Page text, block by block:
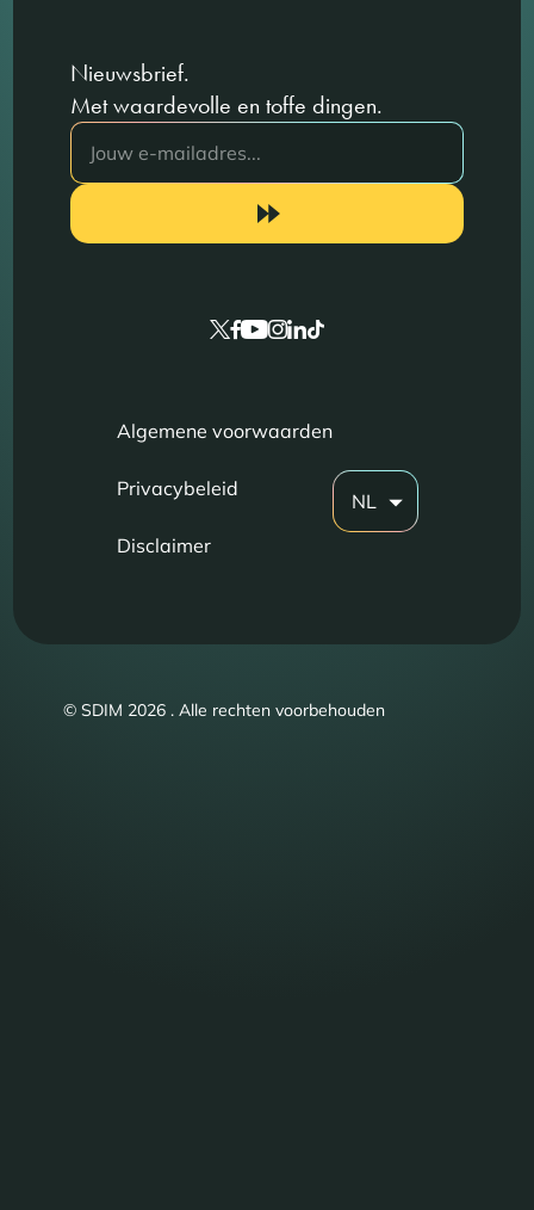
Nieuwsbrief.
Met waardevolle en toffe dingen.
Algemene voorwaarden
Privacybeleid
Disclaimer
NL
© SDIM 2026 . Alle rechten voorbehouden